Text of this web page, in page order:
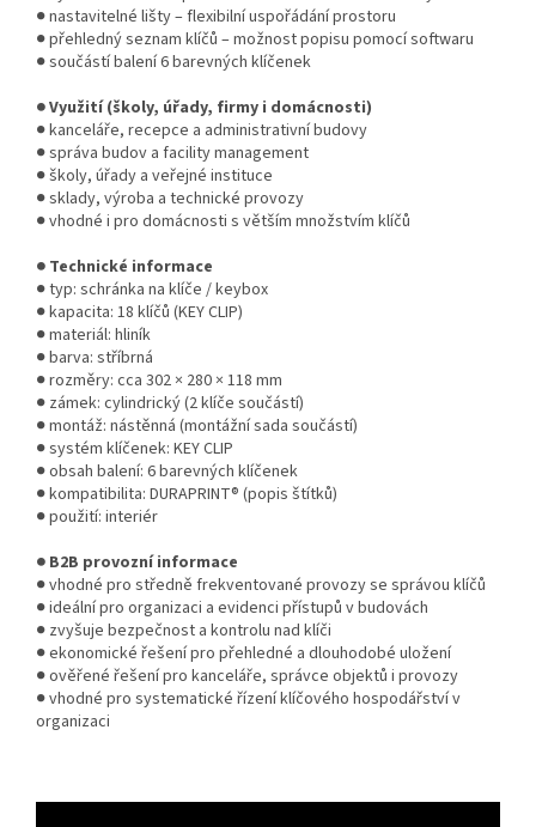
● nastavitelné lišty – flexibilní uspořádání prostoru
● přehledný seznam klíčů – možnost popisu pomocí softwaru
● součástí balení 6 barevných klíčenek
● Využití (školy, úřady, firmy i domácnosti)
● kanceláře, recepce a administrativní budovy
● správa budov a facility management
● školy, úřady a veřejné instituce
● sklady, výroba a technické provozy
● vhodné i pro domácnosti s větším množstvím klíčů
● Technické informace
● typ: schránka na klíče / keybox
● kapacita: 18 klíčů (KEY CLIP)
● materiál: hliník
● barva: stříbrná
● rozměry: cca 302 × 280 × 118 mm
● zámek: cylindrický (2 klíče součástí)
● montáž: nástěnná (montážní sada součástí)
● systém klíčenek: KEY CLIP
● obsah balení: 6 barevných klíčenek
● kompatibilita: DURAPRINT® (popis štítků)
● použití: interiér
● B2B provozní informace
● vhodné pro středně frekventované provozy se správou klíčů
● ideální pro organizaci a evidenci přístupů v budovách
● zvyšuje bezpečnost a kontrolu nad klíči
● ekonomické řešení pro přehledné a dlouhodobé uložení
● ověřené řešení pro kanceláře, správce objektů i provozy
● vhodné pro systematické řízení klíčového hospodářství v
organizaci